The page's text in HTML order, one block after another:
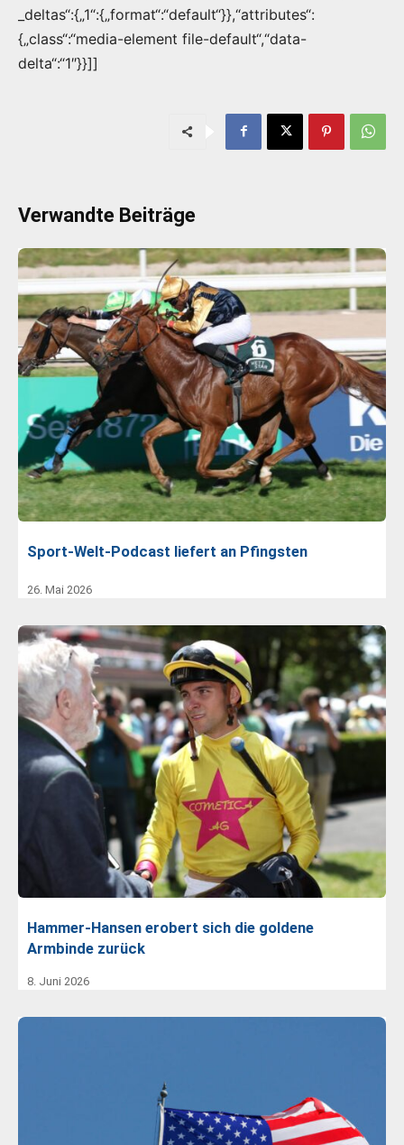
_deltas“:{„1“:{„format“:“default“}},“attributes“:
{„class“:“media-element file-default“,“data-
delta“:“1″}}]]
Verwandte Beiträge
Sport-Welt-Podcast liefert an Pfingsten
26. Mai 2026
Hammer-Hansen erobert sich die goldene
Armbinde zurück
8. Juni 2026